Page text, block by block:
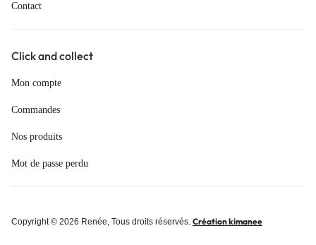
Contact
Click and collect
Mon compte
Commandes
Nos produits
Mot de passe perdu
Copyright © 2026 Renée, Tous droits réservés. Création kimanee